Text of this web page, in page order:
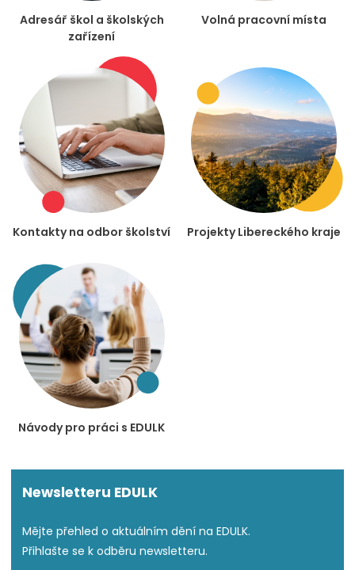
Adresář škol a školských
zařízení
Volná pracovní místa
Kontakty na odbor školství Projekty Libereckého kraje
Návody pro práci s EDULK
Newsletteru EDULK
Mějte přehled o aktuálním dění na EDULK.
Přihlašte se k odběru newsletteru.